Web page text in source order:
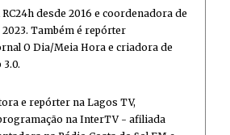
desde 2016 e coordenadora de
Também é repórter
O Dia/Meia Hora e criadora de
3.0.
e repórter na Lagos TV,
na InterTV - afiliada